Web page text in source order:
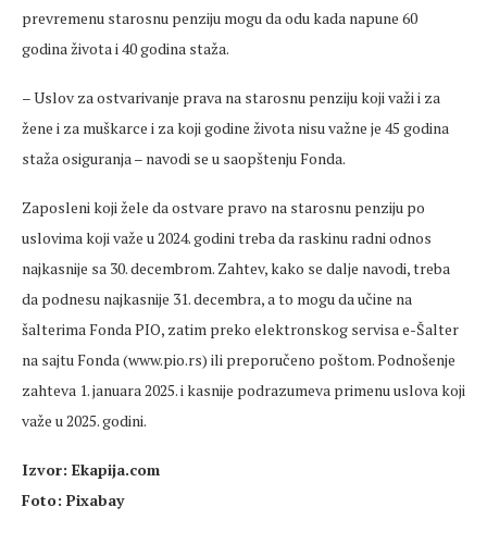
prevremenu starosnu penziju mogu da odu kada napune 60
godina života i 40 godina staža.
– Uslov za ostvarivanje prava na starosnu penziju koji važi i za
žene i za muškarce i za koji godine života nisu važne je 45 godina
staža osiguranja – navodi se u saopštenju Fonda.
Zaposleni koji žele da ostvare pravo na starosnu penziju po
uslovima koji važe u 2024. godini treba da raskinu radni odnos
najkasnije sa 30. decembrom. Zahtev, kako se dalje navodi, treba
da podnesu najkasnije 31. decembra, a to mogu da učine na
šalterima Fonda PIO, zatim preko elektronskog servisa e-Šalter
na sajtu Fonda (www.pio.rs) ili preporučeno poštom. Podnošenje
zahteva 1. januara 2025. i kasnije podrazumeva primenu uslova koji
važe u 2025. godini.
Izvor: Ekapija.com
Foto: Pixabay